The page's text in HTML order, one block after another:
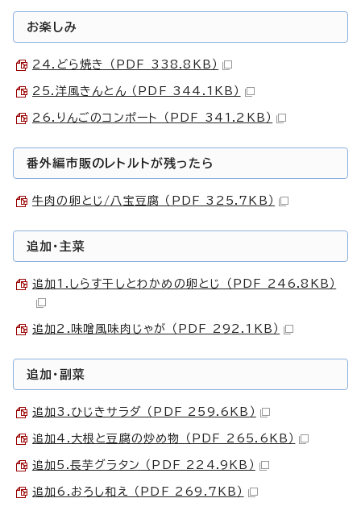
お楽しみ
24.どら焼き （PDF 338.8KB）
25.洋風きんとん （PDF 344.1KB）
26.りんごのコンポート （PDF 341.2KB）
番外編市販のレトルトが残ったら
牛肉の卵とじ/八宝豆腐 （PDF 325.7KB）
追加・主菜
追加1.しらす干しとわかめの卵とじ （PDF 246.8KB）
追加2.味噌風味肉じゃが （PDF 292.1KB）
追加・副菜
追加3.ひじきサラダ （PDF 259.6KB）
追加4.大根と豆腐の炒め物 （PDF 265.6KB）
追加5.長芋グラタン （PDF 224.9KB）
追加6.おろし和え （PDF 269.7KB）